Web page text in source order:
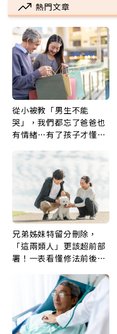
熱門文章
從小被教「男生不能
哭」，我們都忘了爸爸也
有情緒…有了孩子才懂：
久違的關心
兄弟姊妹特留分刪除，
「這兩類人」更該超前部
署！一表看懂修法前後差